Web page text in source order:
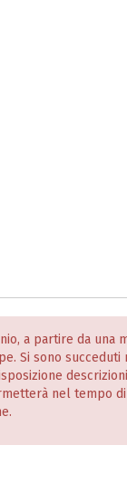
a partire da una
Si sono
nel tempo